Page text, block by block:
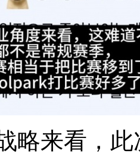
略来看，